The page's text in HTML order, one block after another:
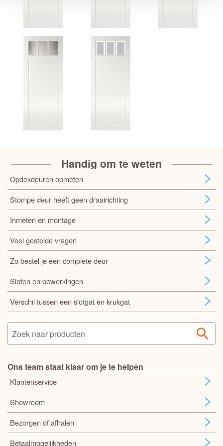
Handig om te weten
Opdekdeuren opmeten
Stompe deur heeft geen draairichting
Inmeten en montage
Veel gestelde vragen
Zo bestel je een complete deur
Sloten en bewerkingen
Verschil tussen een slotgat en krukgat
Ons team staat klaar om je te helpen
Klantenservice
Showroom
Bezorgen of afhalen
Betaalmogelijkheden